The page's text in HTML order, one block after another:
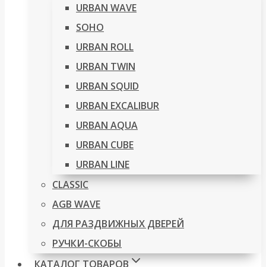
URBAN WAVE
SOHO
URBAN ROLL
URBAN TWIN
URBAN SQUID
URBAN EXCALIBUR
URBAN AQUA
URBAN CUBE
URBAN LINE
CLASSIC
AGB WAVE
ДЛЯ РАЗДВИЖНЫХ ДВЕРЕЙ
РУЧКИ-СКОБЫ
КАТАЛОГ ТОВАРОВ